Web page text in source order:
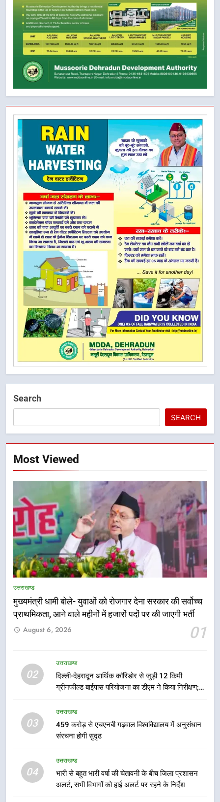
Search
SEARCH
Most Viewed
उत्तराखण्ड
मुख्यमंत्री धामी बोले- युवाओं को रोजगार देना सरकार की सर्वोच्च
प्राथमिकता, आने वाले महीनों में हजारों पदों पर की जाएगी भर्ती
01
August 6, 2026
02
उत्तराखण्ड
दिल्ली-देहरादून आर्थिक कॉरिडोर से जुड़ी 12 किमी
ग्रीनफील्ड बाईपास परियोजना का डीएम ने किया निरीक्षण;
सुरक्षा मानकों से कोई समझौता नहींः डीएम
03
उत्तराखण्ड
459 करोड़ से एचएनबी गढ़वाल विश्वविद्यालय में अनुसंधान
संरचना होगी सुदृढ
04
उत्तराखण्ड
भारी से बहुत भारी वर्षा की चेतावनी के बीच जिला प्रशासन
अलर्ट, सभी विभागों को हाई अलर्ट पर रहने के निर्देश
एमडीडीए बोर्ड बैठक में 25 विकास प्रस्तावों
की हुई समीक्षा
उत्तराखण्ड
बैरागीवाला हत्याकांड के फरार चल रहे
अभियुक्त को दून पुलिस ने हरिद्वार से किया